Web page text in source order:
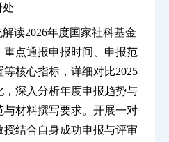
处
解读2026年度国家社科基金
点通报申报时间、申报范
等核心指标，详细对比2025
，深入分析年度申报趋势与
材料撰写要求。开展一对
结合自身成功申报与评审